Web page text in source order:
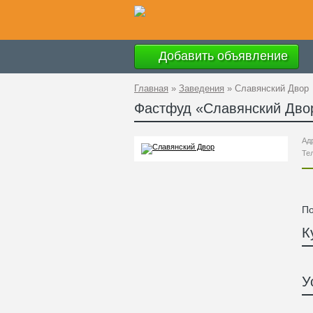
Добавить объявление
Главная » Заведения » Славянский Двор
Фастфуд «Славянский